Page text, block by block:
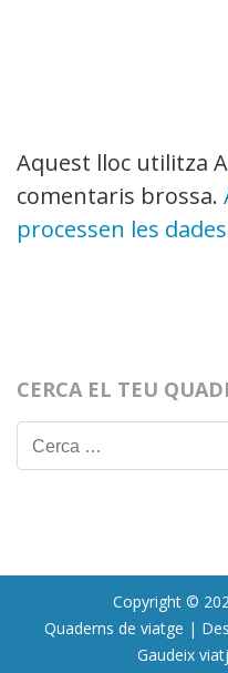
Aquest lloc utilitza
comentaris brossa.
processen les
CERCA EL TEU
Cerca:
Copyright ©
Quaderns de viatge |
Gaudeix